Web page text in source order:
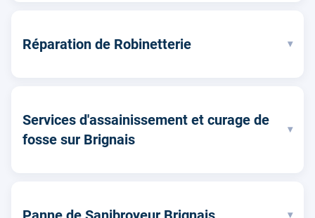
Réparation de Robinetterie ▾
Services d'assainissement et curage de
fosse sur Brignais
▾
▾